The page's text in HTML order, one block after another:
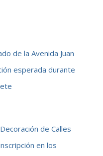
de la Avenida Juan
esperada durante
de Calles
en los